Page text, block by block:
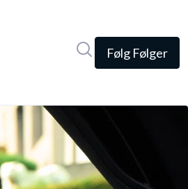
Følg Følger